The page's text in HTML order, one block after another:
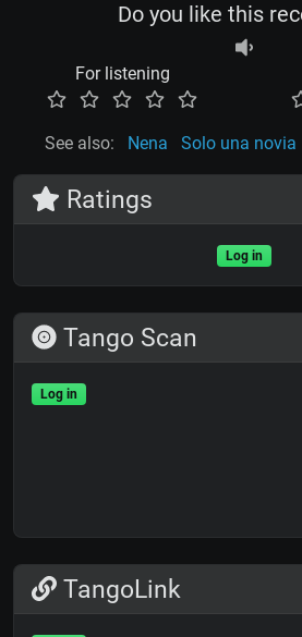
Do you like this
For listening
See also: Nena Solo una novia
Ratings
Log in
Tango Scan
Log in
TangoLink